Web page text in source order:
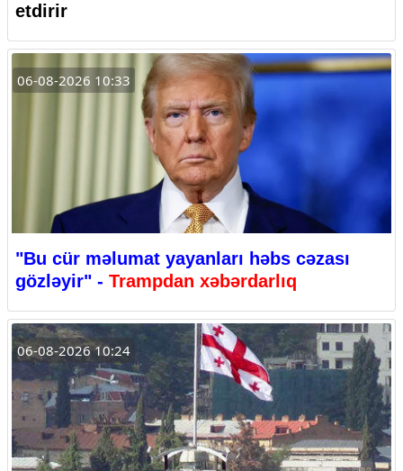
etdirir
06-08-2026 10:33
"Bu cür məlumat yayanları həbs cəzası
gözləyir" - Trampdan xəbərdarlıq
06-08-2026 10:24